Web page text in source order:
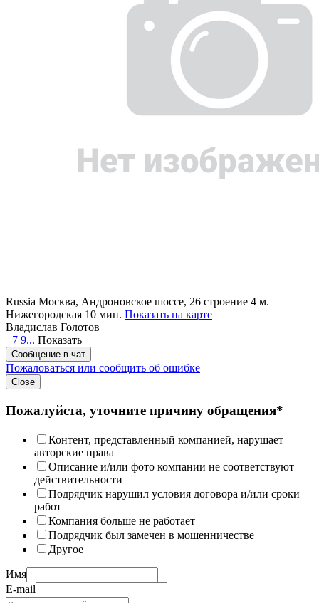
Russia Москва, Андроновское шоссе, 26 строение 4 м.
Нижегородская 10 мин. Показать на карте
Владислав Голотов
+7 9... Показать
Сообщение в чат
Пожаловаться или сообщить об ошибке
Close
Пожалуйста, уточните причину обращения*
Контент, представленный компанией, нарушает
авторские права
Описание и/или фото компании не соответствуют
действительности
Подрядчик нарушил условия договора и/или сроки
работ
Компания больше не работает
Подрядчик был замечен в мошенничестве
Другое
Имя
E-mail